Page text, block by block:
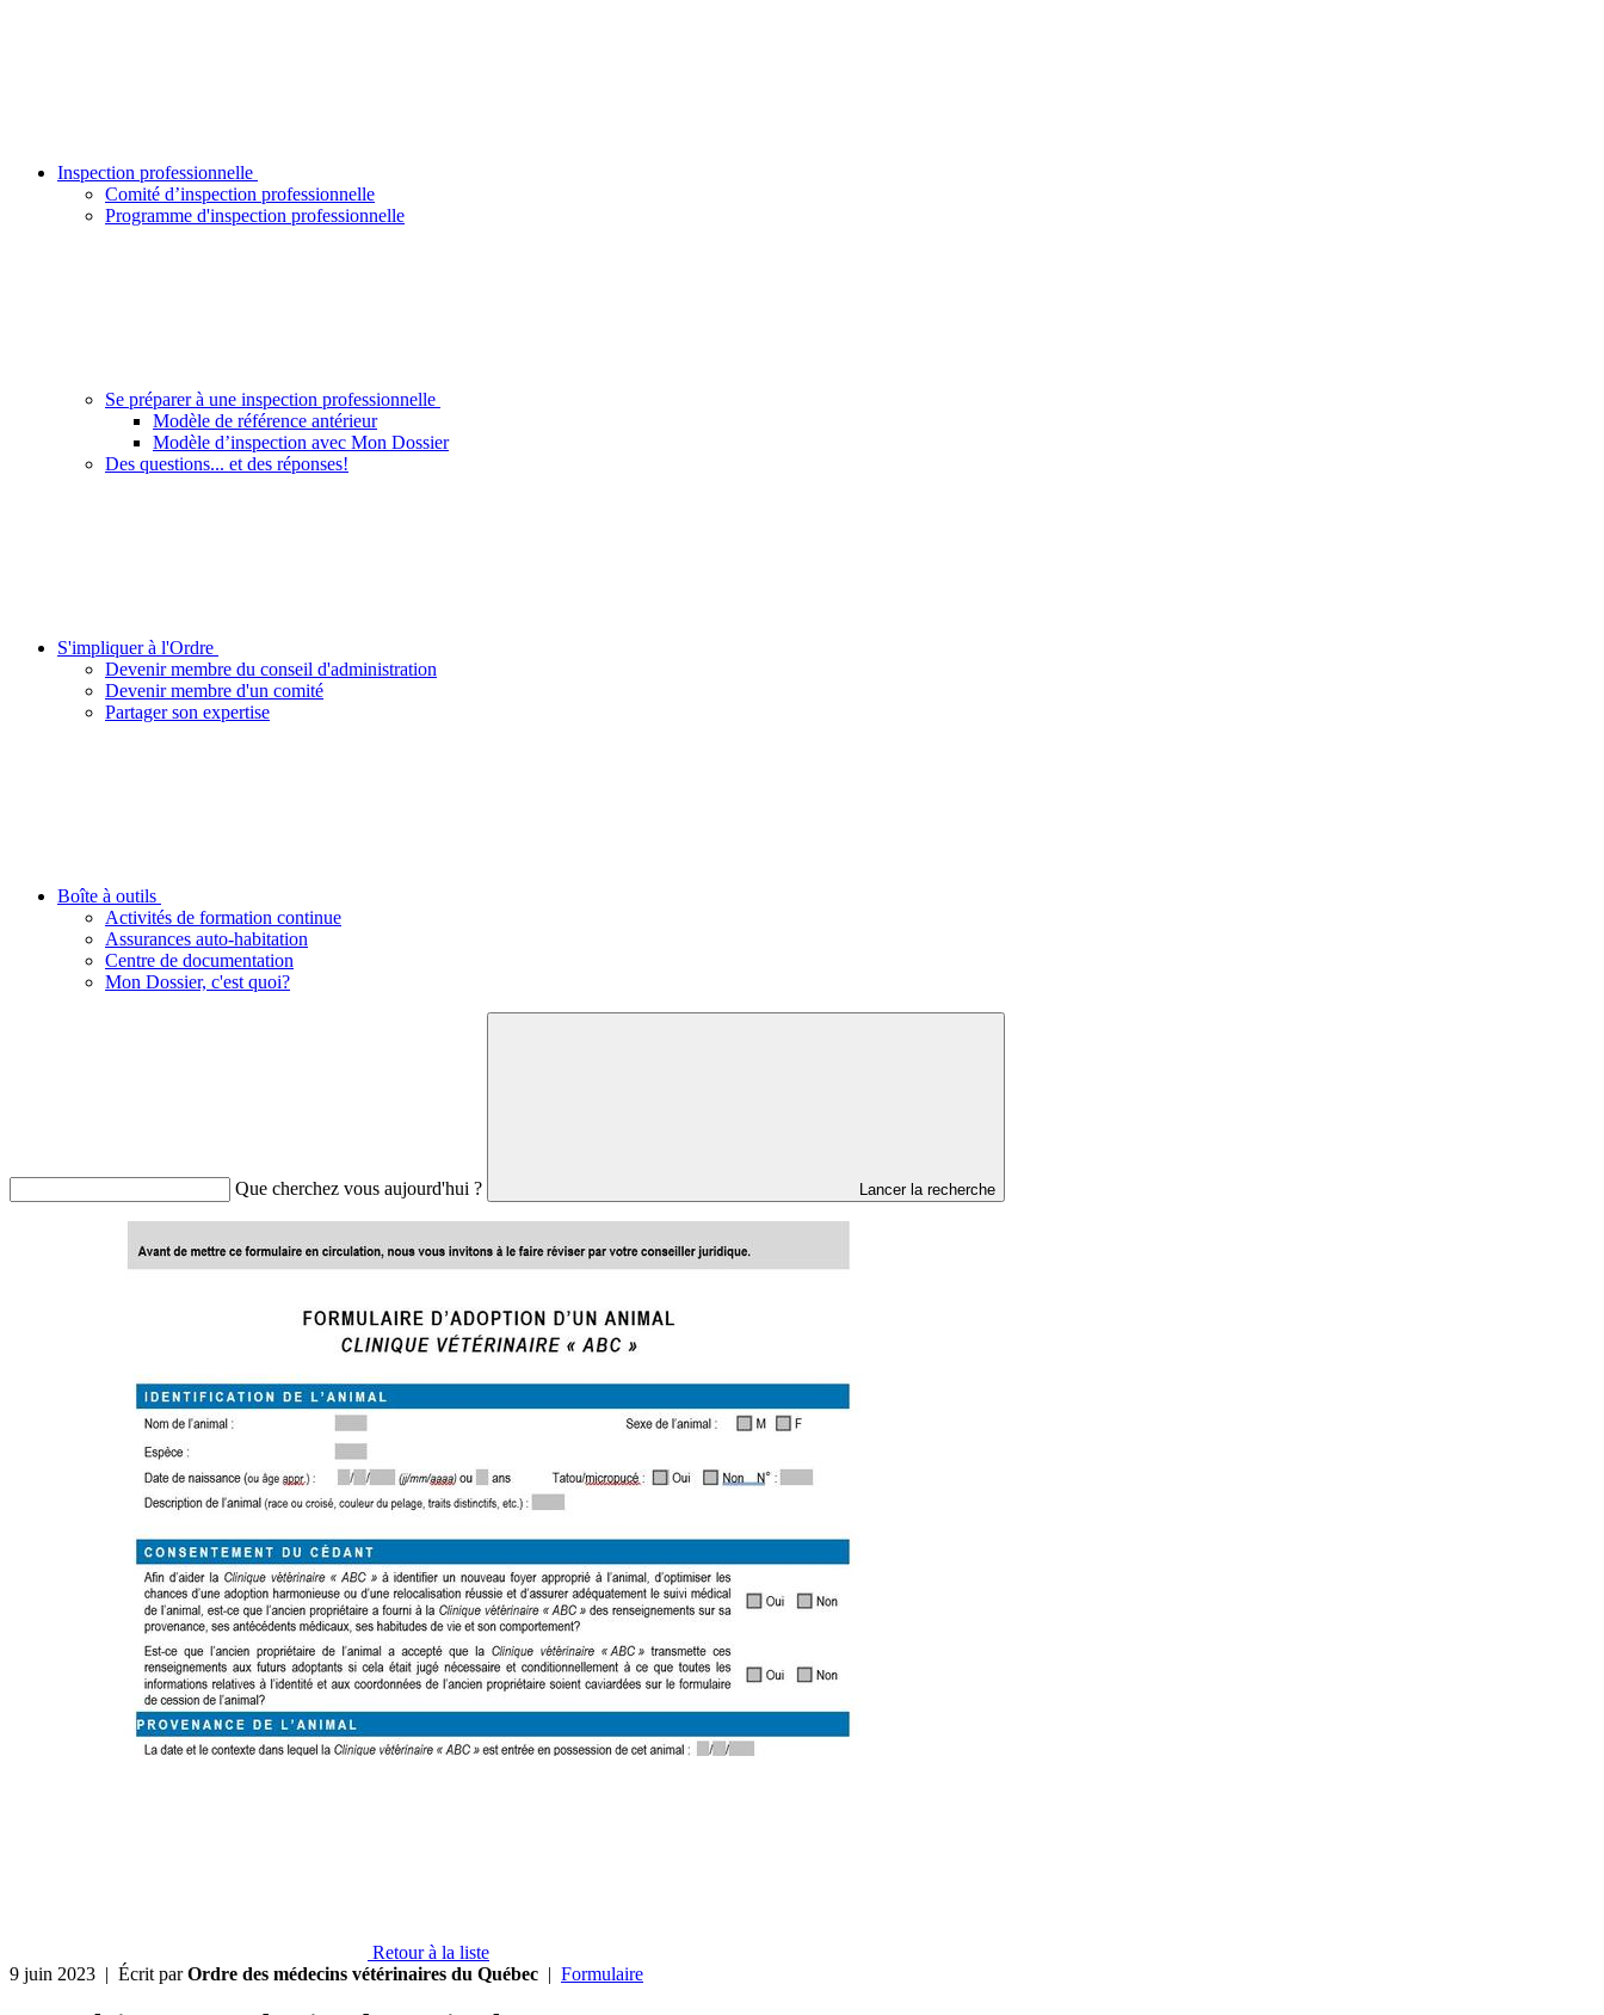
Inspection professionnelle
Comité d’inspection professionnelle
Programme d'inspection professionnelle
Se préparer à une inspection professionnelle
Modèle de référence antérieur
Modèle d’inspection avec Mon Dossier
Des questions... et des réponses!
S'impliquer à l'Ordre
Devenir membre du conseil d'administration
Devenir membre d'un comité
Partager son expertise
Boîte à outils
Activités de formation continue
Assurances auto-habitation
Centre de documentation
Mon Dossier, c'est quoi?
Que cherchez vous aujourd'hui ? Lancer la recherche
Retour à la liste
9 juin 2023 | Écrit parOrdre des médecins vétérinaires du Québec | Formulaire